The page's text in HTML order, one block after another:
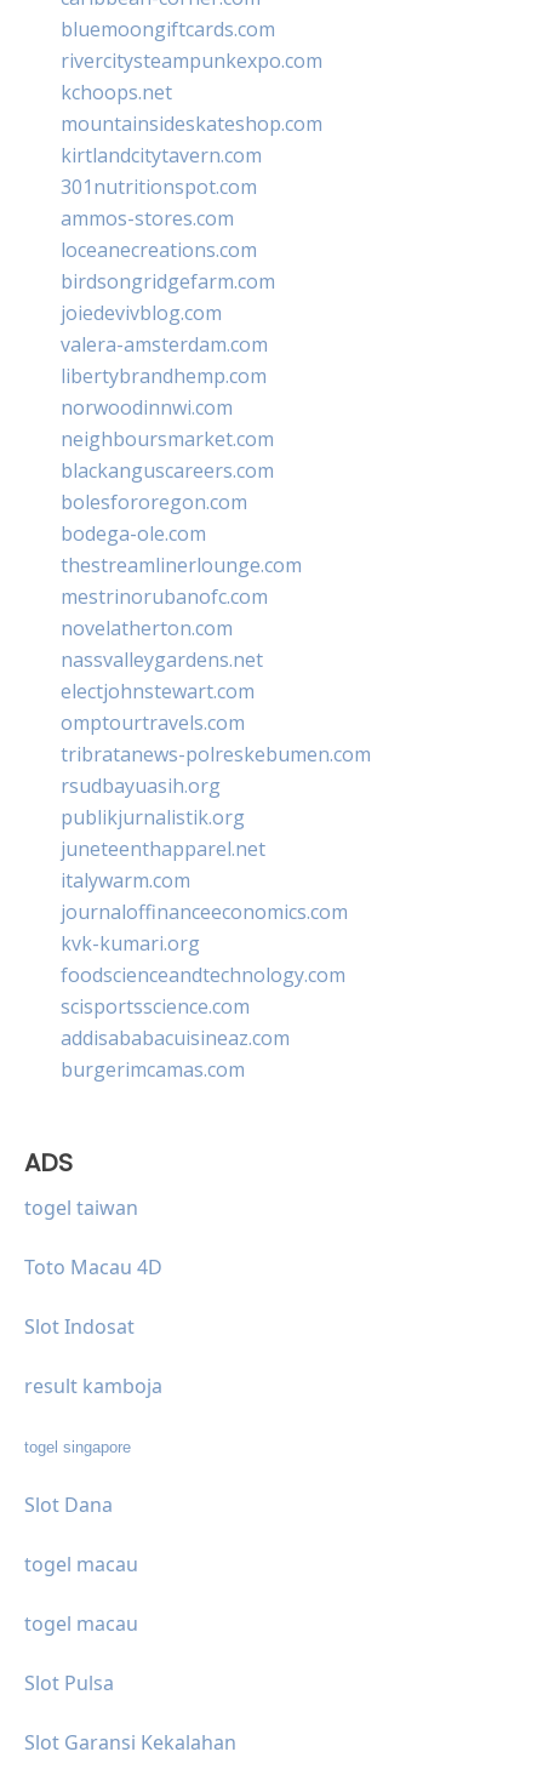
bluemoongiftcards.com
rivercitysteampunkexpo.com
kchoops.net
mountainsideskateshop.com
kirtlandcitytavern.com
301nutritionspot.com
ammos-stores.com
loceanecreations.com
birdsongridgefarm.com
joiedevivblog.com
valera-amsterdam.com
libertybrandhemp.com
norwoodinnwi.com
neighboursmarket.com
blackanguscareers.com
bolesfororegon.com
bodega-ole.com
thestreamlinerlounge.com
mestrinorubanofc.com
novelatherton.com
nassvalleygardens.net
electjohnstewart.com
omptourtravels.com
tribratanews-polreskebumen.com
rsudbayuasih.org
publikjurnalistik.org
juneteenthapparel.net
italywarm.com
journaloffinanceeconomics.com
kvk-kumari.org
foodscienceandtechnology.com
scisportsscience.com
addisababacuisineaz.com
burgerimcamas.com
ADS
togel taiwan
Toto Macau 4D
Slot Indosat
result kamboja
togel singapore
Slot Dana
togel macau
togel macau
Slot Pulsa
Slot Garansi Kekalahan